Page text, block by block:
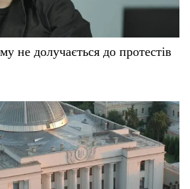
не долучається до протестів